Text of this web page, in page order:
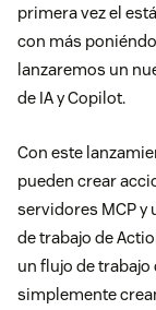
primera vez el
con más
lanzaremos un
de IA y Copilot.
Con este
pueden crear
servidores MCP y
de trabajo de
un flujo de
simplemente